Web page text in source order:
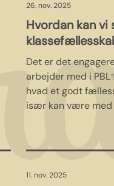
26. nov. 2025
Hvordan kan
Det er det
arbejder med i
hvad et godt
især kan være med
11. nov. 2025